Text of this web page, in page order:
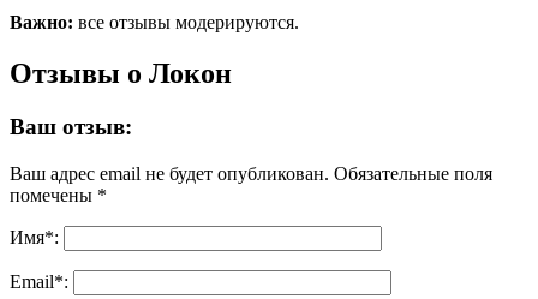
Важно: все отзывы модерируются.
Отзывы о Локон
Ваш отзыв:
Ваш адрес email не будет опубликован. Обязательные поля
помечены *
Имя*:
Email*: